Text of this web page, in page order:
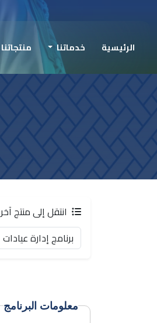
الرئيسية خدماتنا منتجاتنا
انتقل إلى منتج آخر
معلومات البرنامج